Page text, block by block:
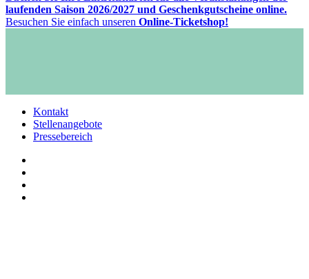
laufenden Saison 2026/2027 und Geschenkgutscheine online.
Besuchen Sie einfach unseren Online-Ticketshop!
Kontakt
Stellenangebote
Pressebereich